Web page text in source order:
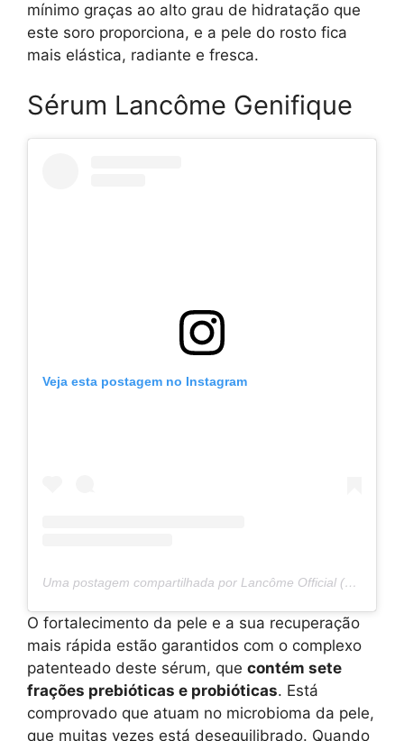
mínimo graças ao alto grau de hidratação que
este soro proporciona, e a pele do rosto fica
mais elástica, radiante e fresca.
Sérum Lancôme Genifique
Veja esta postagem no Instagram
Uma postagem compartilhada por Lancôme Official (@lancomeofficial)
O fortalecimento da pele e a sua recuperação
mais rápida estão garantidos com o complexo
patenteado deste sérum, que contém sete
frações prebióticas e probióticas. Está
comprovado que atuam no microbioma da pele,
que muitas vezes está desequilibrado. Quando